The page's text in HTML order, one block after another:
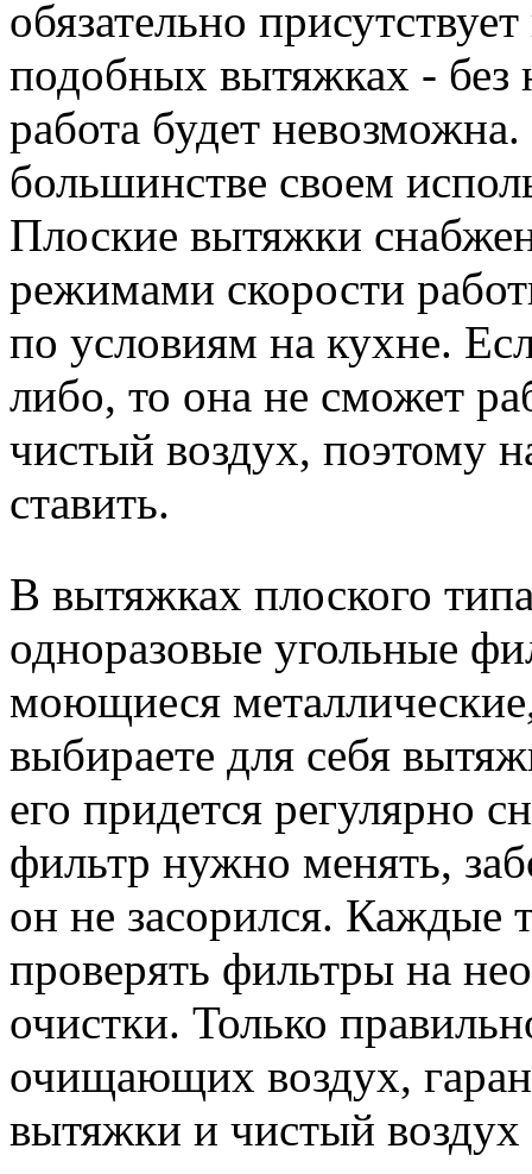
обязательно
подобных вытяжках - без
работа будет
большинстве своем
Плоские вытяжки
режимами скорости
по условиям на кухне.
либо, то она не сможет
чистый воздух, поэтому
ставить.
В вытяжках плоского
одноразовые угольные
моющиеся
выбираете для себя
его придется регулярно
фильтр нужно менять,
он не засорился. Каждые
проверять фильтры на
очистки. Только
очищающих воздух,
вытяжки и чистый